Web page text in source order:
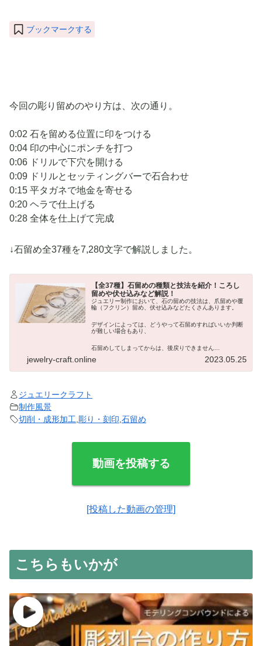
ブックマークする
今回の彫り留めのやり方は、次の通り。
0:02 石を留める位置に印をつける
0:04 印の中心にポンチを打つ
0:06 ドリルで下穴を開ける
0:09 ドリルとセッティングバーで石合わせ
0:15 平タガネで地金を寄せる
0:20 ヘラで仕上げる
0:28 全体を仕上げて完成
↓石留め全37種を7,280文字で解説しました。
【全37種】石留めの種類と技法を紹介！ころし
留めや伏せ込みなど解説！
ジュエリー制作において、石の留めの技法は、爪留めや覆
輪（フクリン）留め、伏せ込みなどたくさんあります。
デザインによっては、どうやって石留めすればいいか判断
が難しい場合もあり、
石留めしてしまってからは、後戻りできません…
jewelry-craft.online 2023.05.25
ジュエリークラフト
制作風景
切削・成形加工 彫り・刻印 石留め
動画を投稿する
[投稿した動画の管理]
こちらもいかが